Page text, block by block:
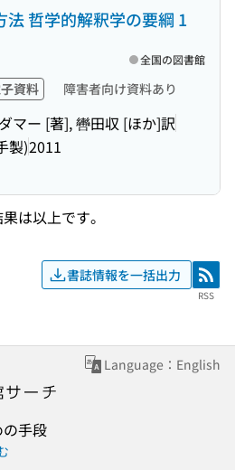
法 哲学的解釈学の要綱 1
資料 障害者向け資料あり
マー [著], 轡田収 [ほか]訳
製)2011
全国の図書館
は以上です。
書誌情報を一括出力 RSS
RSS
Language：English
手段